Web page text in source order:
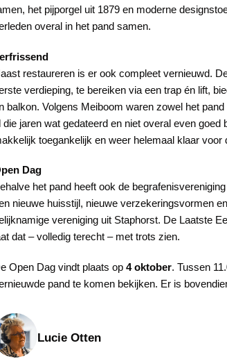
het pijporgel uit 1879 en moderne
overal in het pand samen.
restaureren is er ook compleet vernieuwd.
verdieping, te bereiken via een trap én lift,
balkon. Volgens Meiboom waren zowel het
die jaren wat gedateerd en niet overal even
toegankelijk en weer helemaal klaar voor
Dag
het pand heeft ook de
nieuwe huisstijl, nieuwe verzekeringsvormen
vereniging uit Staphorst. De Laatste
dat – volledig terecht – met trots zien.
Open Dag vindt plaats op4 oktober. Tussen
pand te komen bekijken. Er is
Lucie Otten